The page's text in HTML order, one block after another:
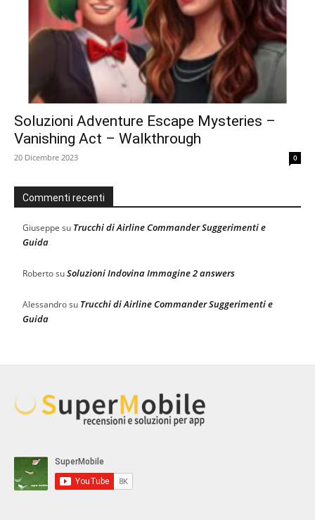
Soluzioni Adventure Escape Mysteries –
Vanishing Act – Walkthrough
20 Dicembre 2023 0
Commenti recenti
Giuseppe su Trucchi di Airline Commander Suggerimenti e
Guida
RobertosuSoluzioni Indovina Immagine 2 answers
Alessandrosu Trucchi di Airline Commander Suggerimenti e
Guida